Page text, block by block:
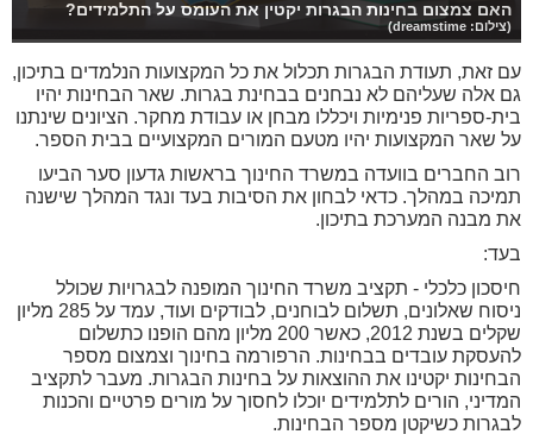
האם צמצום בחינות הבגרות יקטין את העומס על התלמידים?
(צילום: dreamstime)
עם זאת, תעודת הבגרות תכלול את כל המקצועות הנלמדים בתיכון,
גם אלה שעליהם לא נבחנים בבחינת בגרות. שאר הבחינות יהיו
בית-ספריות פנימיות ויכללו מבחן או עבודת מחקר. הציונים שינתנו
על שאר המקצועות יהיו מטעם המורים המקצועיים בבית הספר.
רוב החברים בוועדה במשרד החינוך בראשות גדעון סער הביעו
תמיכה במהלך. כדאי לבחון את הסיבות בעד ונגד המהלך שישנה
את מבנה המערכת בתיכון.
בעד:
חיסכון כלכלי - תקציב משרד החינוך המופנה לבגרויות שכולל
ניסוח שאלונים, תשלום לבוחנים, לבודקים ועוד, עמד על 285 מליון
שקלים בשנת 2012, כאשר 200 מליון מהם הופנו כתשלום
להעסקת עובדים בבחינות. הרפורמה בחינוך וצמצום מספר
הבחינות יקטינו את ההוצאות על בחינות הבגרות. מעבר לתקציב
המדיני, הורים לתלמידים יוכלו לחסוך על מורים פרטיים והכנות
לבגרות כשיקטן מספר הבחינות.